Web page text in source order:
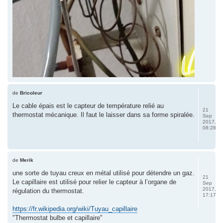
de Bricoleur
Le cable épais est le capteur de température relié au
thermostat mécanique. Il faut le laisser dans sa forme spiralée.
21
Sep
2017,
08:28
de Merik
une sorte de tuyau creux en métal utilisé pour détendre un gaz.
Le capillaire est utilisé pour relier le capteur à l’organe de
régulation du thermostat.
https://fr.wikipedia.org/wiki/Tuyau_capillaire
"Thermostat bulbe et capillaire"
21
Sep
2017,
17:17